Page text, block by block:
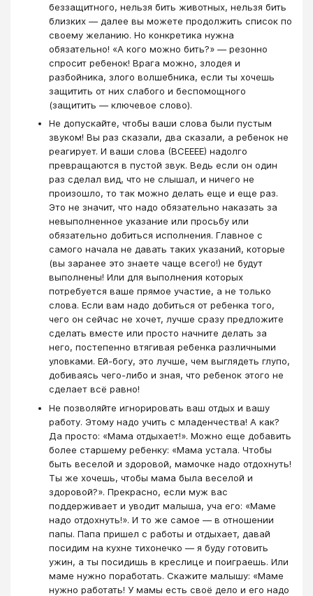
беззащитного, нельзя бить животных, нельзя бить
близких — далее вы можете продолжить список по
своему желанию. Но конкретика нужна
обязательно! «А кого можно бить?» — резонно
спросит ребенок! Врага можно, злодея и
разбойника, злого волшебника, если ты хочешь
защитить от них слабого и беспомощного
(защитить — ключевое слово).
Не допускайте, чтобы ваши слова были пустым
звуком! Вы раз сказали, два сказали, а ребенок не
реагирует. И ваши слова (ВСЕЕЕЕ) надолго
превращаются в пустой звук. Ведь если он один
раз сделал вид, что не слышал, и ничего не
произошло, то так можно делать еще и еще раз.
Это не значит, что надо обязательно наказать за
невыполненное указание или просьбу или
обязательно добиться исполнения. Главное с
самого начала не давать таких указаний, которые
(вы заранее это знаете чаще всего!) не будут
выполнены! Или для выполнения которых
потребуется ваше прямое участие, а не только
слова. Если вам надо добиться от ребенка того,
чего он сейчас не хочет, лучше сразу предложите
сделать вместе или просто начните делать за
него, постепенно втягивая ребенка различными
уловками. Ей-богу, это лучше, чем выглядеть глупо,
добиваясь чего-либо и зная, что ребенок этого не
сделает всё равно!
Не позволяйте игнорировать ваш отдых и вашу
работу. Этому надо учить с младенчества! А как?
Да просто: «Мама отдыхает!». Можно еще добавить
более старшему ребенку: «Мама устала. Чтобы
быть веселой и здоровой, мамочке надо отдохнуть!
Ты же хочешь, чтобы мама была веселой и
здоровой?». Прекрасно, если муж вас
поддерживает и уводит малыша, уча его: «Маме
надо отдохнуть!». И то же самое — в отношении
папы. Папа пришел с работы и отдыхает, давай
посидим на кухне тихонечко — я буду готовить
ужин, а ты посидишь в креслице и поиграешь. Или
маме нужно поработать. Скажите малышу: «Маме
нужно работать! У мамы есть своё дело и его надо